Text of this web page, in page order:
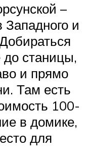
–
и
станицы,
и прямо
Там есть
100-
в домике,
для